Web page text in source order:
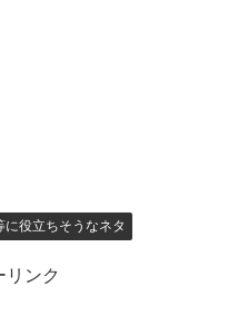
に役立ちそうなネタ
リンク